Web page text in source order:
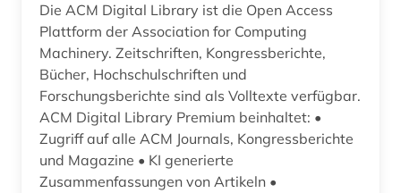
corporate governance (1)
corporate-governence-daten (1)
coworking (1)
csr (1)
Die ACM Digital Library ist die Open Access
Plattform der Association for Computing
Machinery. Zeitschriften, Kongressberichte,
Bücher, Hochschulschriften und
Forschungsberichte sind als Volltexte verfügbar.
ACM Digital Library Premium beinhaltet: •
Zugriff auf alle ACM Journals, Kongressberichte
und Magazine • KI generierte
Zusammenfassungen von Artikeln •